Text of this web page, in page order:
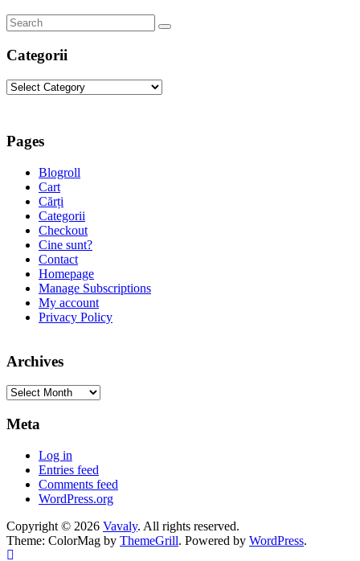
Categorii
Categorii
Pages
Blogroll
Cart
Cărți
Categorii
Checkout
Cine sunt?
Contact
Homepage
Manage Subscriptions
My account
Privacy Policy
Archives
Archives
Meta
Log in
Entries feed
Comments feed
WordPress.org
Copyright © 2026 Vavaly. All rights reserved.
Theme: ColorMag by ThemeGrill. Powered by WordPress.